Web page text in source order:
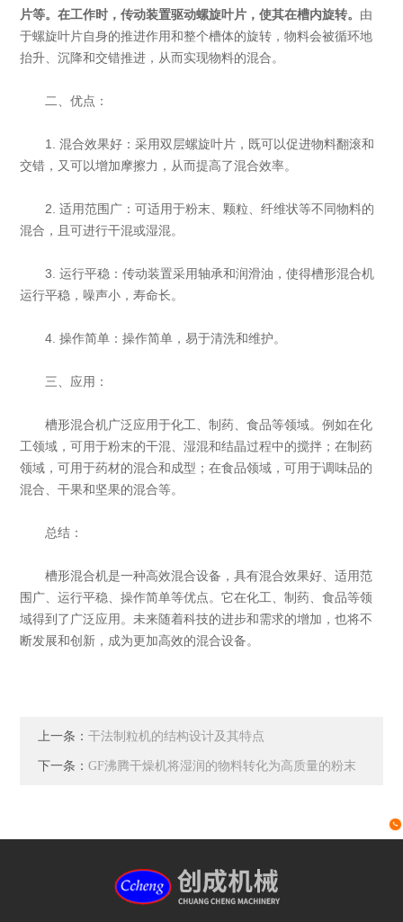
片等。在工作时，传动装置驱动螺旋叶片，使其在槽内旋转。 由
于螺旋叶片自身的推进作用和整个槽体的旋转，物料会被循环地
抬升、沉降和交错推进，从而实现物料的混合。
二、优点：
1. 混合效果好：采用双层螺旋叶片，既可以促进物料翻滚和
交错，又可以增加摩擦力，从而提高了混合效率。
2. 适用范围广：可适用于粉末、颗粒、纤维状等不同物料的
混合，且可进行干混或湿混。
3. 运行平稳：传动装置采用轴承和润滑油，使得槽形混合机
运行平稳，噪声小，寿命长。
4. 操作简单：操作简单，易于清洗和维护。
三、应用：
槽形混合机广泛应用于化工、制药、食品等领域。例如在化
工领域，可用于粉末的干混、湿混和结晶过程中的搅拌；在制药
领域，可用于药材的混合和成型；在食品领域，可用于调味品的
混合、干果和坚果的混合等。
总结：
槽形混合机是一种高效混合设备，具有混合效果好、适用范
围广、运行平稳、操作简单等优点。它在化工、制药、食品等领
域得到了广泛应用。未来随着科技的进步和需求的增加，也将不
断发展和创新，成为更加高效的混合设备。
上一条：干法制粒机的结构设计及其特点
下一条：GF沸腾干燥机将湿润的物料转化为高质量的粉末